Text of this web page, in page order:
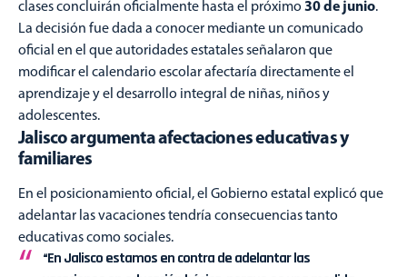
clases concluirán oficialmente hasta el próximo 30 de junio.
La decisión fue dada a conocer mediante un comunicado
oficial en el que autoridades estatales señalaron que
modificar el calendario escolar afectaría directamente el
aprendizaje y el desarrollo integral de niñas, niños y
adolescentes.
Jalisco argumenta afectaciones educativas y
familiares
En el posicionamiento oficial, el Gobierno estatal explicó que
adelantar las vacaciones tendría consecuencias tanto
educativas como sociales.
“En Jalisco estamos en contra de adelantar las